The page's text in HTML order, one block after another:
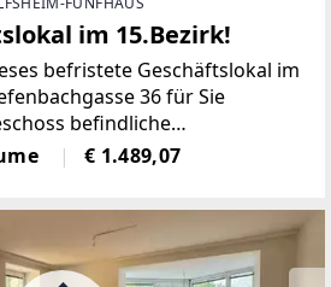
im 15.Bezirk!
befristete Geschäftslokal im
36 für Sie
befindliche
Fläche von ca. 117 m²
Verkaufsraum, einen
€ 1.489,07